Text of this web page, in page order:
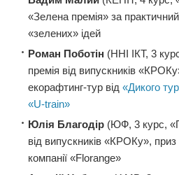
«Зелена премія» за
«зелених» ідей
Роман Поботін (ННІ ІКТ, 3
премія від випускників
екорафтинг-тур від «Дикого
«U-train»
Юлія Благодір (ЮФ, 3 курс,
від випускників «КРОКу», приз
компанії «Florange»